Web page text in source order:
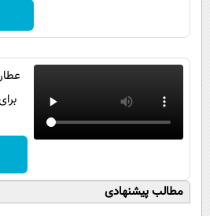
اجتماعی
حیات وحش
مطالب پیشنهادی